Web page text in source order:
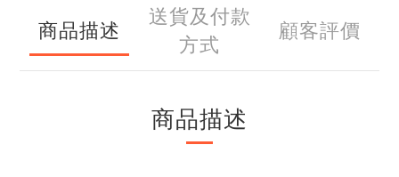
商品描述
送貨及付款
方式
顧客評價
商品描述